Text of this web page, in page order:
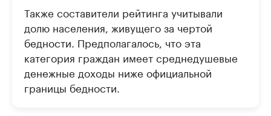
Также составители рейтинга учитывали
долю населения, живущего за чертой
бедности. Предполагалось, что эта
категория граждан имеет среднедушевые
денежные доходы ниже официальной
границы бедности.